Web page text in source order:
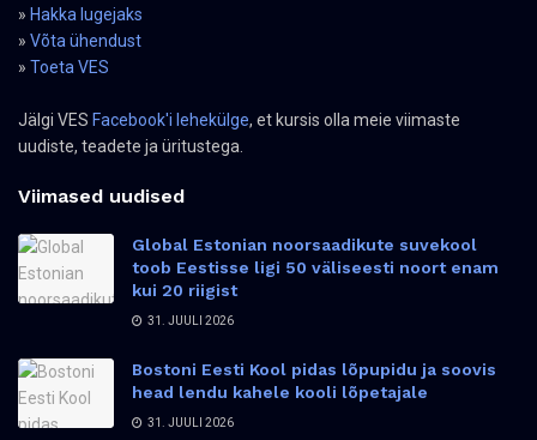
» Hakka lugejaks
» Võta ühendust
» Toeta VES
Jälgi VES Facebook'i lehekülge, et kursis olla meie viimaste
uudiste, teadete ja üritustega.
Viimased uudised
Global Estonian noorsaadikute suvekool
toob Eestisse ligi 50 väliseesti noort enam
kui 20 riigist
31. JUULI 2026
Bostoni Eesti Kool pidas lõpupidu ja soovis
head lendu kahele kooli lõpetajale
31. JUULI 2026